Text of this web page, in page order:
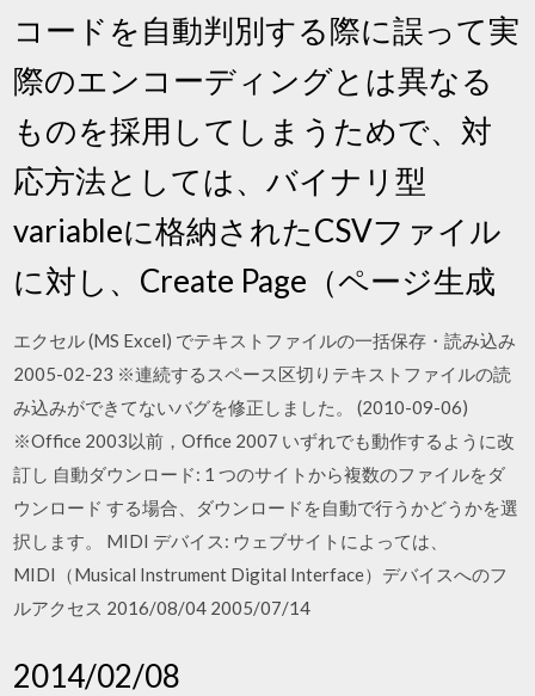
コードを自動判別する際に誤って実
際のエンコーディングとは異なる
ものを採用してしまうためで、対
応方法としては、バイナリ型
variableに格納されたCSVファイル
に対し、Create Page（ページ生成
エクセル (MS Excel) でテキストファイルの一括保存・読み込み
2005-02-23 ※連続するスペース区切りテキストファイルの読
み込みができてないバグを修正しました。 (2010-09-06)
※Office 2003以前，Office 2007 いずれでも動作するように改
訂し 自動ダウンロード: 1 つのサイトから複数のファイルをダ
ウンロード する場合、ダウンロードを自動で行うかどうかを選
択します。 MIDI デバイス: ウェブサイトによっては、
MIDI（Musical Instrument Digital Interface）デバイスへのフ
ルアクセス 2016/08/04 2005/07/14
2014/02/08